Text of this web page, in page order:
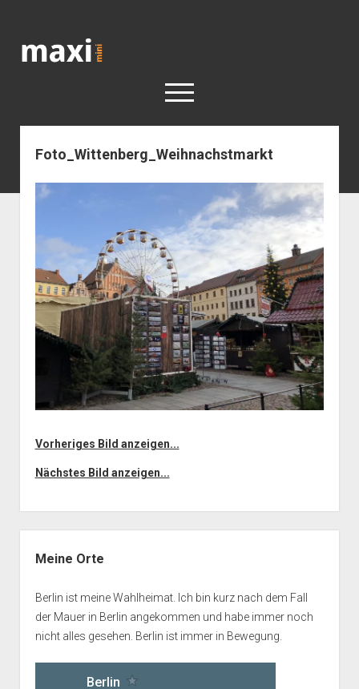
open
< work
Berlin
Kunst
Geschichte
open
dropdown
menu
Geschichte der Stadt Berlin
Impressum
Foto_Wittenberg_Weihnachstmarkt
Vorheriges Bild anzeigen...
Nächstes Bild anzeigen...
Meine Orte
Berlin ist meine Wahlheimat. Ich bin kurz nach dem Fall
der Mauer in Berlin angekommen und habe immer noch
nicht alles gesehen. Berlin ist immer in Bewegung.